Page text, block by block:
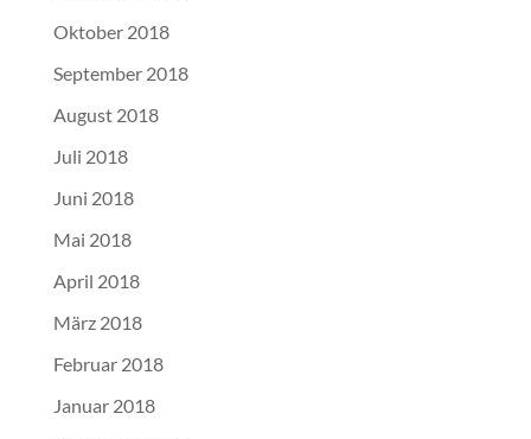
Oktober 2018
September 2018
August 2018
Juli 2018
Juni 2018
Mai 2018
April 2018
März 2018
Februar 2018
Januar 2018